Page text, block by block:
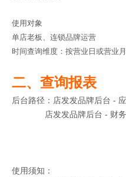
使用对象
单店老板、连锁品牌运营
时间查询维度：按营业日或营业
二、查询报表
后台路径：店发发品牌后台 -
店发发品牌后台 - 财务 -
使用须知：